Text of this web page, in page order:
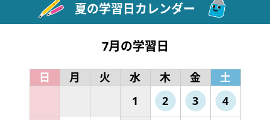
夏の学習日カレンダー
7月の学習日
日 月 火 水 木 金
土
1
2 3 4